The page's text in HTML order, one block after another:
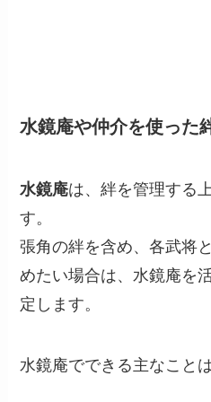
水鏡庵や仲介を使った
水鏡庵は、絆を管理する
す。
張角の絆を含め、各武将
めたい場合は、水鏡庵を
定します。
水鏡庵でできる主なこと